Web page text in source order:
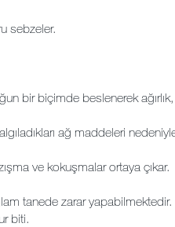
sebzeler.
bir biçimde beslenerek ağırlık,
ağ maddeleri
ve kokuşmalar ortaya çıkar.
tanede zarar
biti.